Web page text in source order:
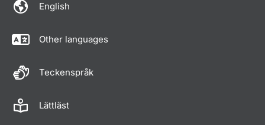
English
Other languages
Teckenspråk
Lättläst